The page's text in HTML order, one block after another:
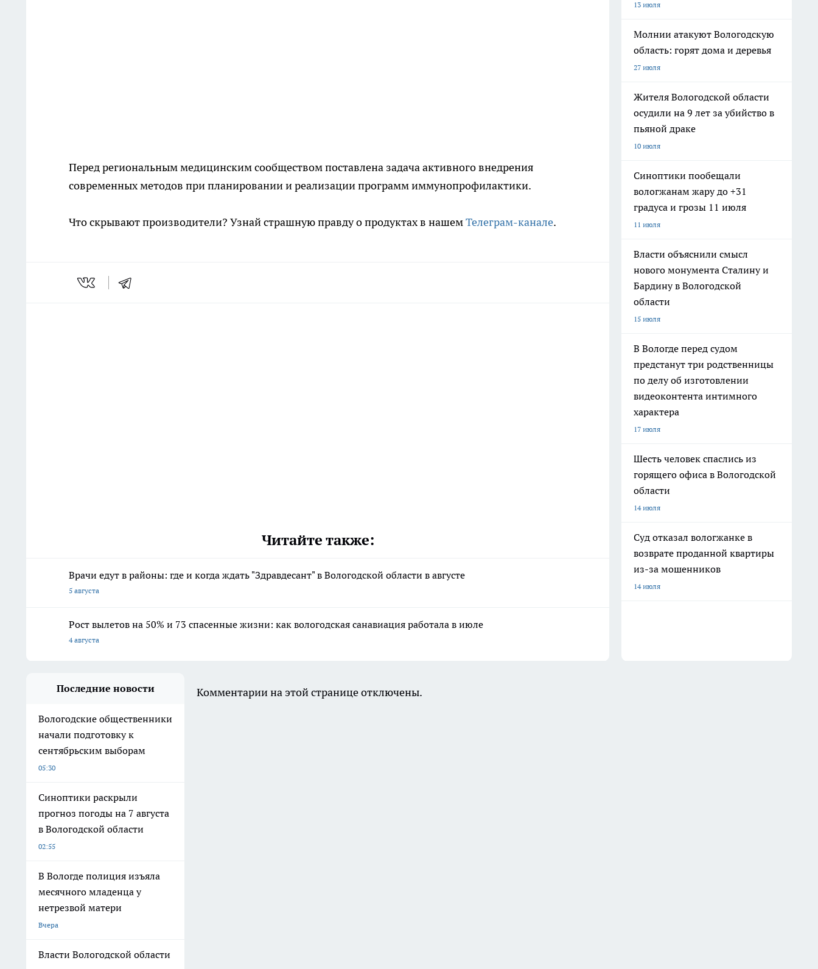
Перед региональным медицинским сообществом поставлена задача активного внедрения
современных методов при планировании и реализации программ иммунопрофилактики.
Что скрывают производители? Узнай страшную правду о продуктах в нашемТелеграм-канале.
Читайте также:
Врачи едут в районы: где и когда ждать "Здравдесант" в Вологодской области в августе
5 августа
Рост вылетов на 50% и 73 спасенные жизни: как вологодская санавиация работала в июле
4 августа
13 июля
Молнии атакуют Вологодскую
область: горят дома и деревья
27 июля
Жителя Вологодской области
осудили на 9 лет за убийство в
пьяной драке
10 июля
Синоптики пообещали
вологжанам жару до +31
градуса и грозы 11 июля
11 июля
Власти объяснили смысл
нового монумента Сталину и
Бардину в Вологодской
области
15 июля
В Вологде перед судом
предстанут три родственницы
по делу об изготовлении
видеоконтента интимного
характера
17 июля
Шесть человек спаслись из
горящего офиса в Вологодской
области
14 июля
Суд отказал вологжанке в
возврате проданной квартиры
из-за мошенников
14 июля
Последние новости
Вологодские общественники
начали подготовку к
сентябрьским выборам
05:30
Синоптики раскрыли
прогноз погоды на 7 августа
в Вологодской области
02:55
В Вологде полиция изъяла
месячного младенца у
нетрезвой матери
Вчера
Власти Вологодской области
Комментарии на этой странице отключены.